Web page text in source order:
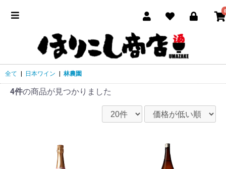
0
全て 日本ワイン 林農園
4件の商品が見つかりました